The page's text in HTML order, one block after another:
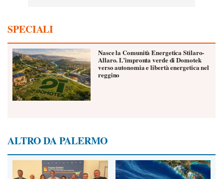
SPECIALI
Nasce la Comunità Energetica Stilaro-
Allaro. L’impronta verde di Domotek
verso autonomia e libertà energetica nel
reggino
ALTRO DA PALERMO